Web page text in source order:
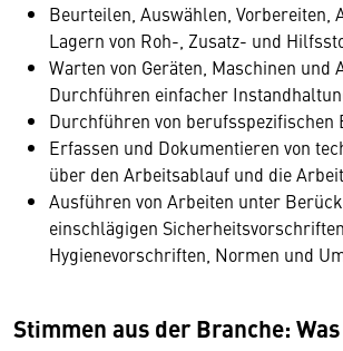
Beurteilen, Auswählen, Vorbereiten,
Lagern von Roh-, Zusatz- und
Warten von Geräten, Maschinen und
Durchführen einfacher
Durchführen von berufsspezifischen
Erfassen und Dokumentieren von
über den Arbeitsablauf und die
Ausführen von Arbeiten unter
einschlägigen Sicherheitsvorschriften,
Hygienevorschriften, Normen und
Stimmen aus der Branche: